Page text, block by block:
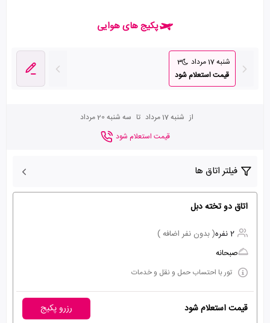
پکیج های هوایی
شنبه 17 مرداد
3
قیمت استعلام شود
از شنبه 17 مرداد تا سه شنبه 20 مرداد
قیمت استعلام شود
فیلتر اتاق ها
اتاق دو تخته دبل
2 نفره
( بدون نفر اضافه )
صبحانه
تور با احتساب حمل و نقل و خدمات
قیمت استعلام شود رزرو پکیج